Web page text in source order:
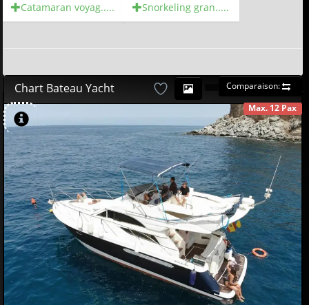
Catamaran voyag..... Snorkeling gran.....
Comparaison:
Chart Bateau Yacht
Max. 12 Pax
€58000
DISPONIBLE